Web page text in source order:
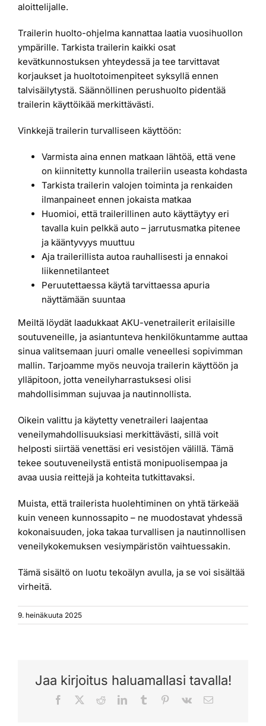
aloittelijalle.
Trailerin huolto-ohjelma kannattaa laatia vuosihuollon
ympärille. Tarkista trailerin kaikki osat
kevätkunnostuksen yhteydessä ja tee tarvittavat
korjaukset ja huoltotoimenpiteet syksyllä ennen
talvisäilytystä. Säännöllinen perushuolto pidentää
trailerin käyttöikää merkittävästi.
Vinkkejä trailerin turvalliseen käyttöön:
Varmista aina ennen matkaan lähtöä, että vene
on kiinnitetty kunnolla traileriin useasta kohdasta
Tarkista trailerin valojen toiminta ja renkaiden
ilmanpaineet ennen jokaista matkaa
Huomioi, että trailerillinen auto käyttäytyy eri
tavalla kuin pelkkä auto – jarrutusmatka pitenee
ja kääntyvyys muuttuu
Aja trailerillista autoa rauhallisesti ja ennakoi
liikennetilanteet
Peruutettaessa käytä tarvittaessa apuria
näyttämään suuntaa
Meiltä löydät laadukkaat AKU-venetrailerit erilaisille
soutuveneille, ja asiantunteva henkilökuntamme auttaa
sinua valitsemaan juuri omalle veneellesi sopivimman
mallin. Tarjoamme myös neuvoja trailerin käyttöön ja
ylläpitoon, jotta veneilyharrastuksesi olisi
mahdollisimman sujuvaa ja nautinnollista.
Oikein valittu ja käytetty venetraileri laajentaa
veneilymahdollisuuksiasi merkittävästi, sillä voit
helposti siirtää venettäsi eri vesistöjen välillä. Tämä
tekee soutuveneilystä entistä monipuolisempaa ja
avaa uusia reittejä ja kohteita tutkittavaksi.
Muista, että trailerista huolehtiminen on yhtä tärkeää
kuin veneen kunnossapito – ne muodostavat yhdessä
kokonaisuuden, joka takaa turvallisen ja nautinnollisen
veneilykokemuksen vesiympäristön vaihtuessakin.
Tämä sisältö on luotu tekoälyn avulla, ja se voi sisältää
virheitä.
9. heinäkuuta 2025
Jaa kirjoitus haluamallasi tavalla!
Facebook RedditLinkedInTumblr Pinterest
Vk Sähköposti